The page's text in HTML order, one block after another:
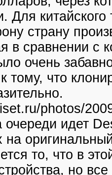
Для
страну
в сравнении с
очень
тому, что
photos/
идет
то, что в
но